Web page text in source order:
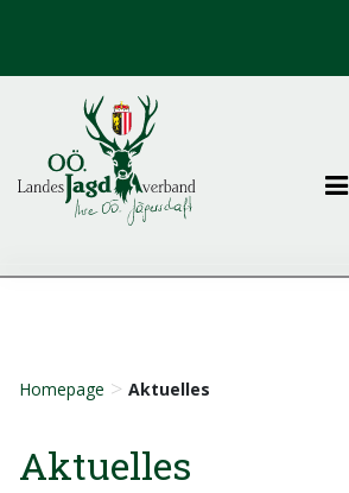
Homepage > Aktuelles
Aktuelles